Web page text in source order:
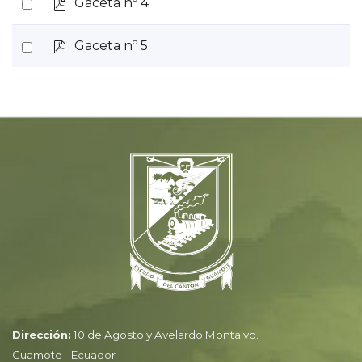
item
an
item
Select
pGaceta nº 5
Dirección: 10 de Agosto y Avelardo Montalvo.
Guamote - Ecuador